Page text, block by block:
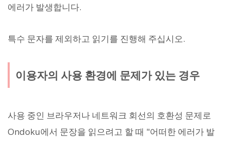
에러가 발생합니다.
특수 문자를 제외하고 읽기를 진행해 주십시오.
이용자의 사용 환경에 문제가 있는 경우
사용 중인 브라우저나 네트워크 회선의 호환성 문제로
Ondoku에서 문장을 읽으려고 할 때 "어떠한 에러가 발